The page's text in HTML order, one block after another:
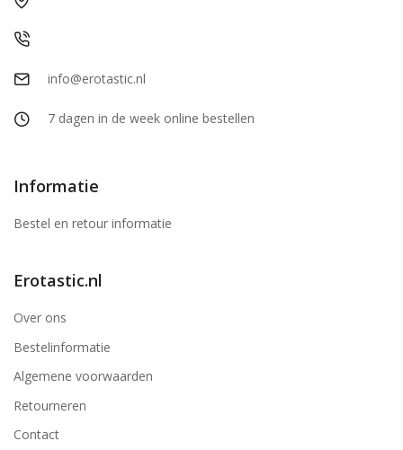
info@erotastic.nl
7 dagen in de week online bestellen
Informatie
Bestel en retour informatie
Erotastic.nl
Over ons
Bestelinformatie
Algemene voorwaarden
Retourneren
Contact